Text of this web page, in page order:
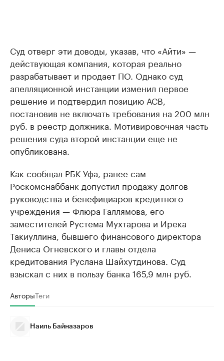
Суд отверг эти доводы, указав, что «Айти» —
действующая компания, которая реально
разрабатывает и продает ПО. Однако суд
апелляционной инстанции изменил первое
решение и подтвердил позицию АСВ,
постановив не включать требования на 200 млн
руб. в реестр должника. Мотивировочная часть
решения суда второй инстанции еще не
опубликована.
Как сообщал РБК Уфа, ранее сам
Роскомснаббанк допустил продажу долгов
руководства и бенефициаров кредитного
учреждения — Флюра Галлямова, его
заместителей Рустема Мухтарова и Ирека
Такиуллина, бывшего финансового директора
Дениса Огневского и главы отдела
кредитования Руслана Шайхутдинова. Суд
взыскал с них в пользу банка 165,9 млн руб.
АвторыТеги
Наиль Байназаров